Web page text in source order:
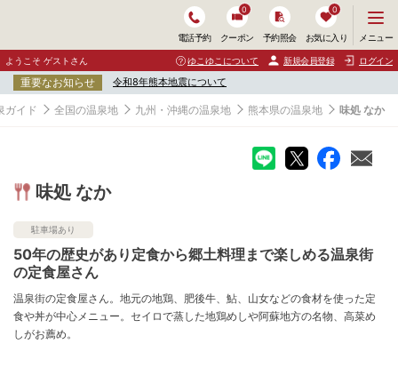
電話予約 クーポン
0
予約照会 お気に入り
0
ニ
ュ
ー
開
く
メニュー
ようこそ ゲストさん ゆこゆこについて 新規会員登録 ログイン
重要なお知らせ 令和8年熊本地震について
ガイド 全国の温泉地 九州・沖縄の温泉地 熊本県の温泉地 味処 なか
味処 なか
駐車場あり
50年の歴史があり定食から郷土料理まで楽しめる温泉街
の定食屋さん
温泉街の定食屋さん。地元の地鶏、肥後牛、鮎、山女などの食材を使った定
食や丼が中心メニュー。セイロで蒸した地鶏めしや阿蘇地方の名物、高菜め
しがお薦め。